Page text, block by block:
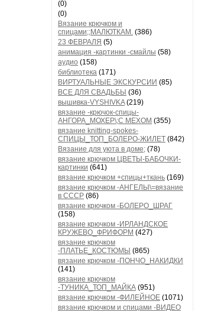
(0)
(0)
Вязание крючком и
спицами;;МАЛЮТКАМ. (386)
23 ФЕВРАЛЯ (5)
анимация -картинки -смайлы (58)
аудио (158)
библиотека (171)
ВИРТУАЛЬНЫЕ ЭКСКУРСИИ (85)
ВСЕ ДЛЯ СВАДЬБЫ (36)
вышивка-VYSHIVKA(219)
вязание -крючок-спицы-
АНГОРА_МОХЕР\;С МЕХОМ (355)
вязание knitting-spokes-
СПИЦЫ_ТОП_БОЛЕРО-ЖИЛЕТ (842)
Вязание для уюта в доме; (78)
вязание крючком ЦВЕТЫ-БАБОЧКИ-
картинки (641)
вязание крючком +спицы+ткань (169)
вязание крючком -АНГЕЛЫ\=вязание
в СССР (86)
вязание крючком -БОЛЕРО_ШРАГ
(158)
вязание крючком -ИРЛАНДСКОЕ
КРУЖЕВО_ФРИФОРМ (427)
вязание крючком
-ПЛАТЬЕ_КОСТЮМЫ (865)
вязание крючком -ПОНЧО_НАКИДКИ
(141)
вязание крючком
-ТУНИКА_ТОП_МАЙКА (951)
вязание крючком -ФИЛЕЙНОЕ (1071)
вязание крючком и спицами -ВИДЕО